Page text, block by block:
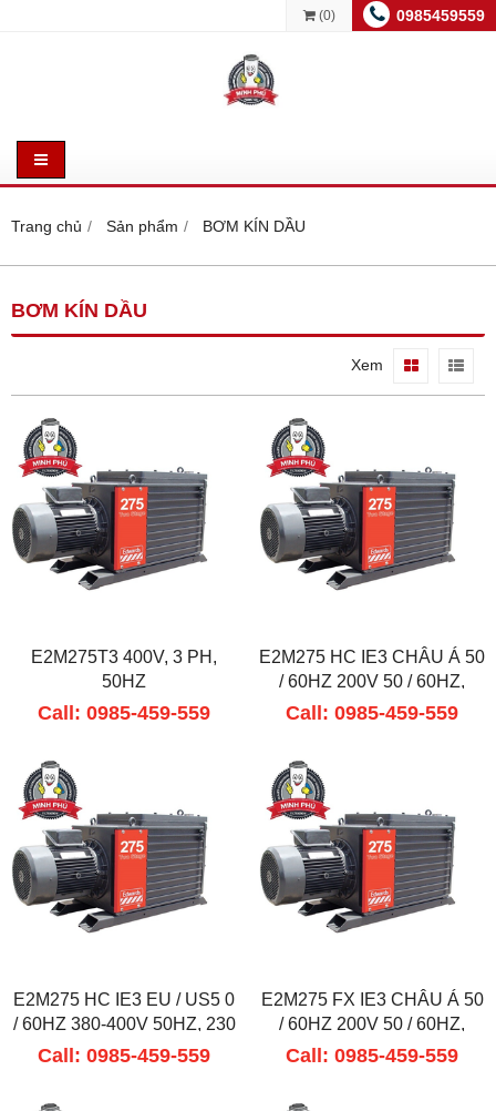
0985459559
(0)
Trang chủ Sản phẩm BƠM KÍN DẦU
BƠM KÍN DẦU
Xem
E2M275T3 400V, 3 PH,
50HZ
Call: 0985-459-559
E2M275 HC IE3 CHÂU Á 50
/ 60HZ 200V 50 / 60HZ,
380V 60HZ
Call: 0985-459-559
E2M275 HC IE3 EU / US5 0
/ 60HZ 380-400V 50HZ, 230
/ 460V 60HZ
Call: 0985-459-559
E2M275 FX IE3 CHÂU Á 50
/ 60HZ 200V 50 / 60HZ,
380V 60HZ
Call: 0985-459-559